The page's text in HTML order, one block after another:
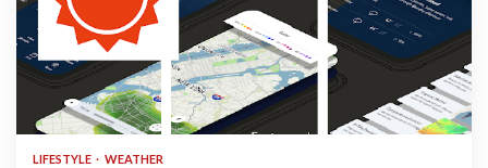
3 min read
LIFESTYLE WEATHER